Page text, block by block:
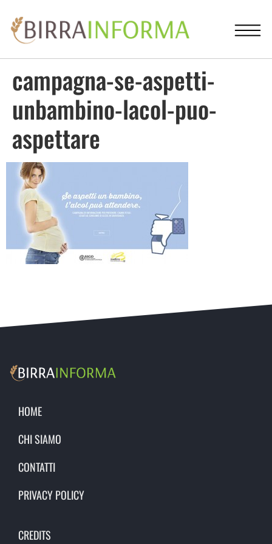
campagna-se-aspetti-
unbambino-lacol-puo-
aspettare
HOME
CHI SIAMO
CONTATTI
PRIVACY POLICY
CREDITS